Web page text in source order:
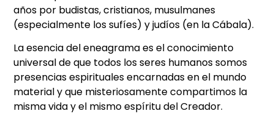
años por budistas, cristianos, musulmanes
(especialmente los sufíes) y judíos (en la Cábala).
La esencia del eneagrama es el conocimiento
universal de que todos los seres humanos somos
presencias espirituales encarnadas en el mundo
material y que misteriosamente compartimos la
misma vida y el mismo espíritu del Creador.